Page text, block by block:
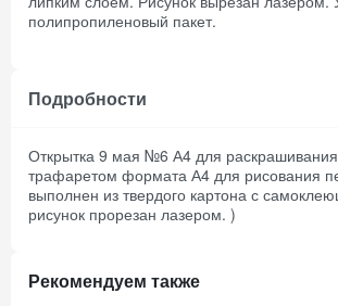
полипропиленовый пакет.
Подробности
Открытка 9 мая №6 А4 для
трафаретом формата А4 для рисования
выполнен из твердого картона с
рисунок прорезан лазером. )
Рекомендуем также